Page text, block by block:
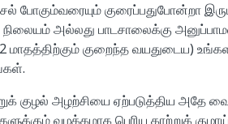
போகும்வரையும் குரைப்பதுபோன்றா
அல்லது பாடசாலைக்கு
மாதத்திற்கும் குறைந்த வயதுடைய)
குழல் அழற்சியை ஏற்படுத்திய அதே
வழக்கமாக பெரிய காற்றுக்